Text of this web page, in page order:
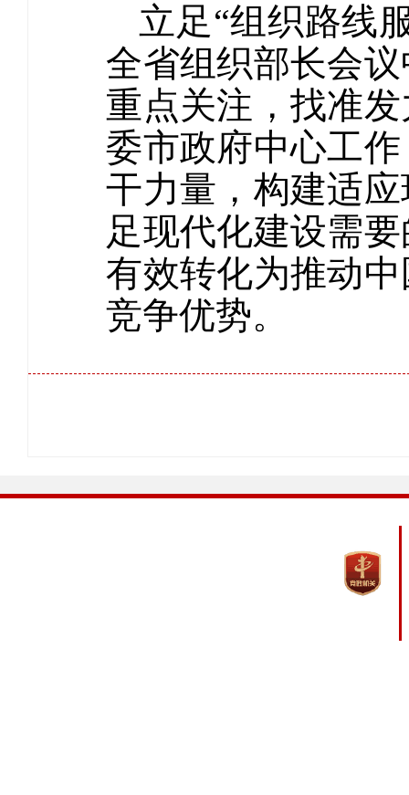
立足“组织路线
全省组织部长会
重点关注，找准
委市政府中心工
干力量，构建适
足现代化建设需
有效转化为推动
竞争优势。